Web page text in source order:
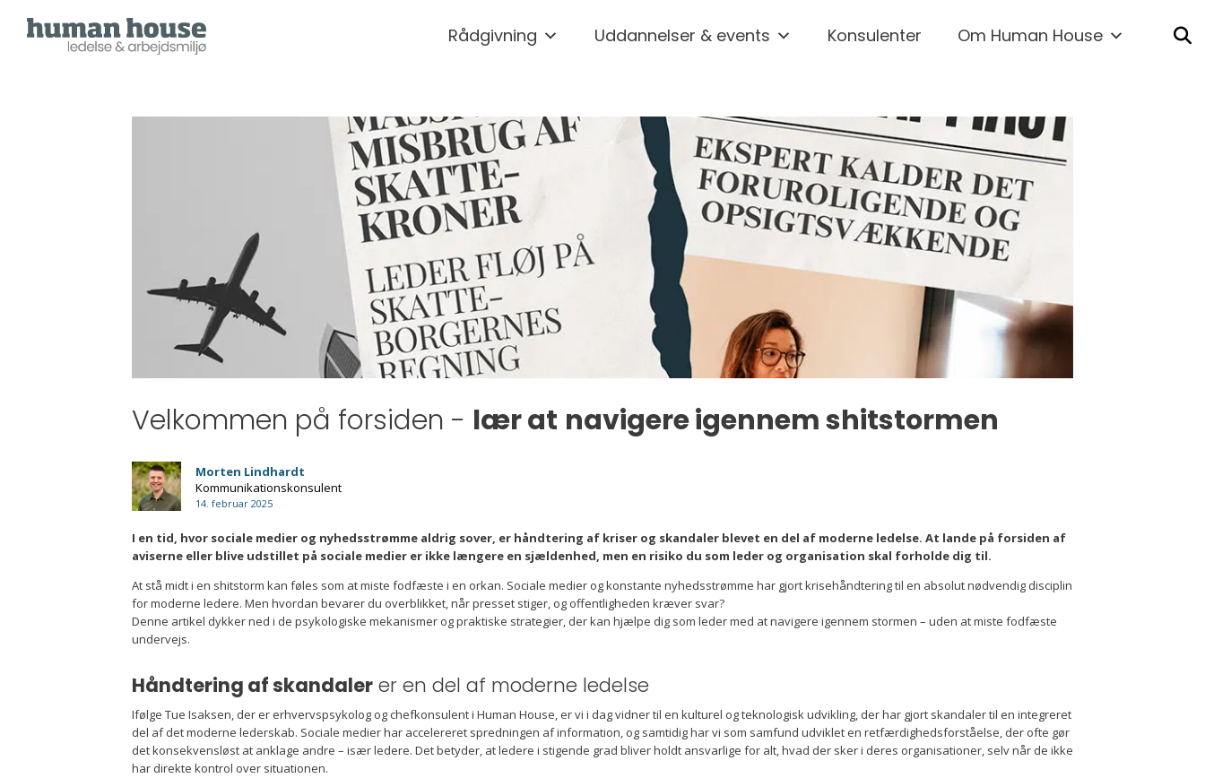
Rådgivning Uddannelser & events Konsulenter Om Human House
Velkommen på forsiden - lær at navigere igennem shitstormen
Morten Lindhardt
Kommunikationskonsulent
14. februar 2025
I en tid, hvor sociale medier og nyhedsstrømme aldrig sover, er håndtering af kriser og skandaler blevet en del af moderne ledelse. At lande på forsiden af
aviserne eller blive udstillet på sociale medier er ikke længere en sjældenhed, men en risiko du som leder og organisation skal forholde dig til.
At stå midt i en shitstorm kan føles som at miste fodfæste i en orkan. Sociale medier og konstante nyhedsstrømme har gjort krisehåndtering til en absolut nødvendig disciplin
for moderne ledere. Men hvordan bevarer du overblikket, når presset stiger, og offentligheden kræver svar?
Denne artikel dykker ned i de psykologiske mekanismer og praktiske strategier, der kan hjælpe dig som leder med at navigere igennem stormen – uden at miste fodfæste
undervejs.
Håndtering af skandaler er en del af moderne ledelse
Ifølge Tue Isaksen, der er erhvervspsykolog og chefkonsulent i Human House, er vi i dag vidner til en kulturel og teknologisk udvikling, der har gjort skandaler til en integreret
del af det moderne lederskab. Sociale medier har accelereret spredningen af information, og samtidig har vi som samfund udviklet en retfærdighedsforståelse, der ofte gør
det konsekvensløst at anklage andre – især ledere. Det betyder, at ledere i stigende grad bliver holdt ansvarlige for alt, hvad der sker i deres organisationer, selv når de ikke
har direkte kontrol over situationen.